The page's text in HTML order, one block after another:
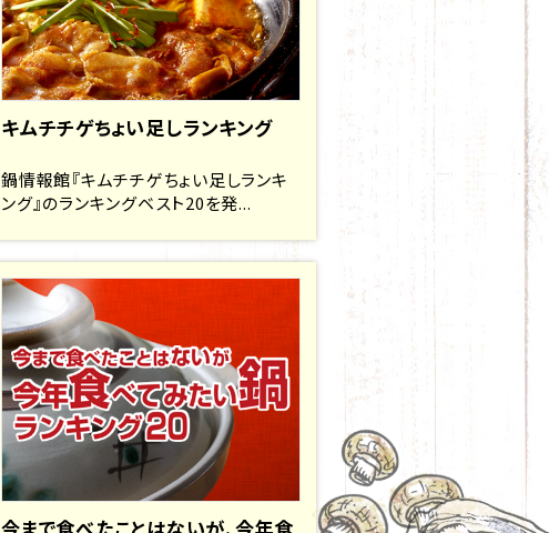
キムチチゲちょい足しランキング
鍋情報館『キムチチゲちょい足しランキ
ング』のランキングベスト20を発...